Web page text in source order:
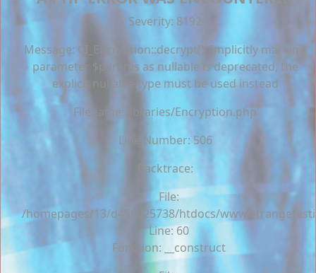
Severity: 8192
Message: CI_Encryption::decrypt(): Implicitly marking
parameter $params as nullable is deprecated, the
explicit nullable type must be used instead
Filename: libraries/Encryption.php
Line Number: 506
Backtrace:
File:
/homepages/13/d456025738/htdocs/
Line: 60
Function: __construct